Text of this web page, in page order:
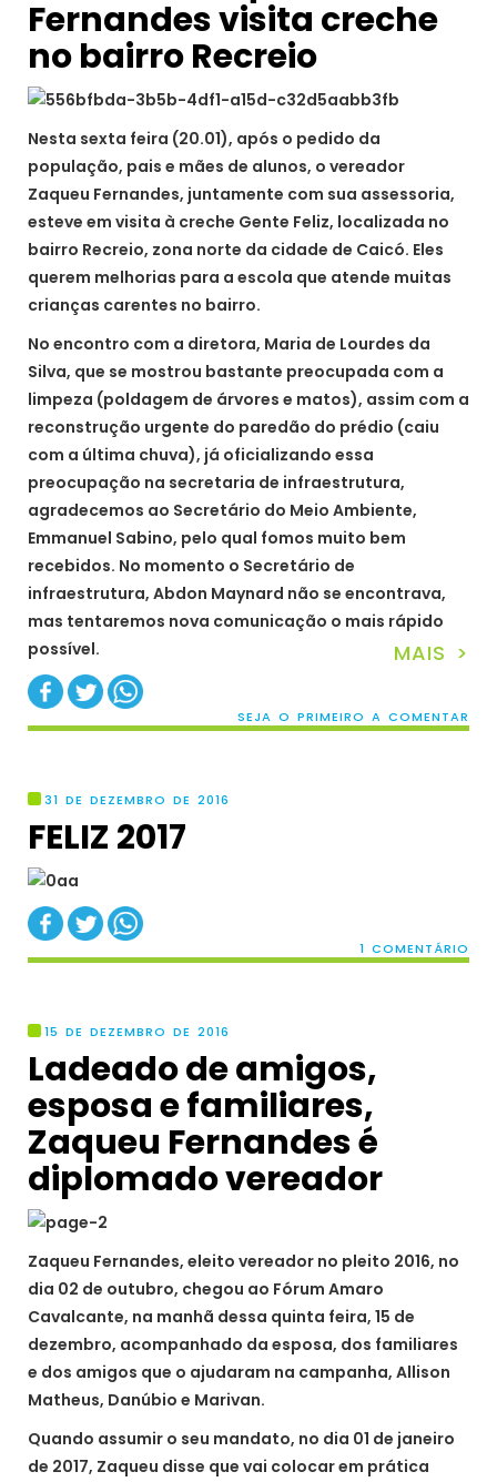
Fernandes visita creche
no bairro Recreio
Nesta sexta feira (20.01), após o pedido da
população, pais e mães de alunos, o vereador
Zaqueu Fernandes, juntamente com sua assessoria,
esteve em visita à creche Gente Feliz, localizada no
bairro Recreio, zona norte da cidade de Caicó. Eles
querem melhorias para a escola que atende muitas
crianças carentes no bairro.
No encontro com a diretora, Maria de Lourdes da
Silva, que se mostrou bastante preocupada com a
limpeza (poldagem de árvores e matos), assim com a
reconstrução urgente do paredão do prédio (caiu
com a última chuva), já oficializando essa
preocupação na secretaria de infraestrutura,
agradecemos ao Secretário do Meio Ambiente,
Emmanuel Sabino, pelo qual fomos muito bem
recebidos. No momento o Secretário de
infraestrutura, Abdon Maynard não se encontrava,
mas tentaremos nova comunicação o mais rápido
possível.
MAIS >
SEJA O PRIMEIRO A COMENTAR
31 DE DEZEMBRO DE 2016
FELIZ 2017
1 COMENTÁRIO
15 DE DEZEMBRO DE 2016
Ladeado de amigos,
esposa e familiares,
Zaqueu Fernandes é
diplomado vereador
Zaqueu Fernandes, eleito vereador no pleito 2016, no
dia 02 de outubro, chegou ao Fórum Amaro
Cavalcante, na manhã dessa quinta feira, 15 de
dezembro, acompanhado da esposa, dos familiares
e dos amigos que o ajudaram na campanha, Allison
Matheus, Danúbio e Marivan.
Quando assumir o seu mandato, no dia 01 de janeiro
de 2017, Zaqueu disse que vai colocar em prática